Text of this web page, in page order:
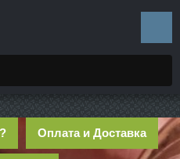
Оплата и Доставка